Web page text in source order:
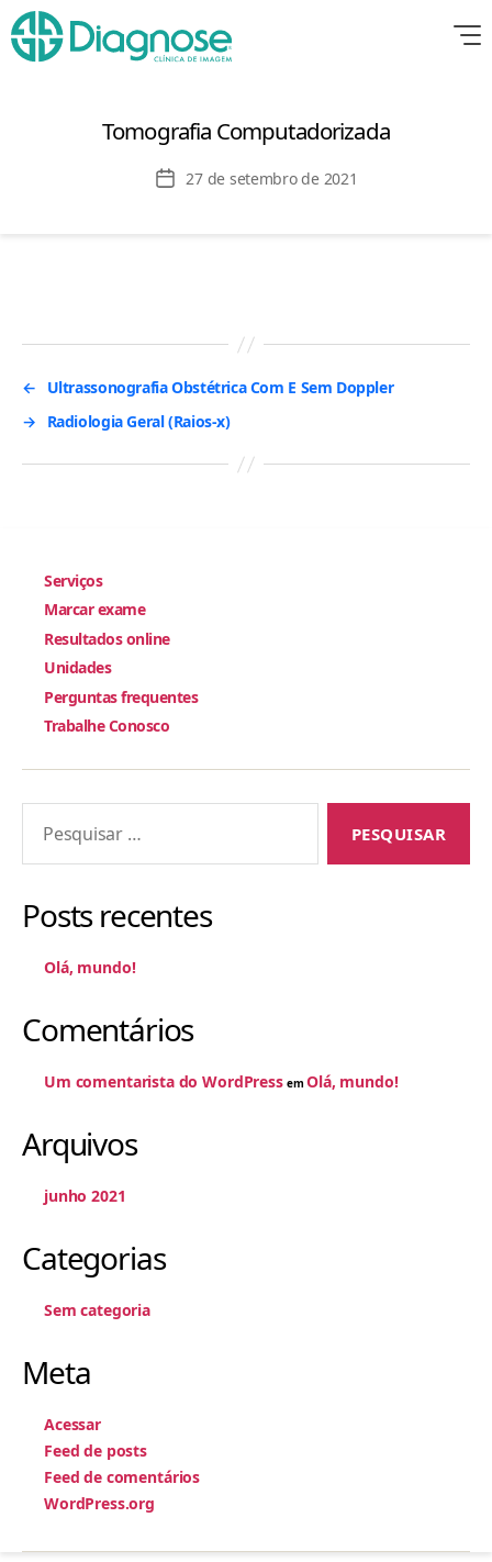
Tomografia Computadorizada
Data27 de setembro de 2021
←
Ultrassonografia Obstétrica Com E Sem Doppler
→
Radiologia Geral (Raios-x)
Serviços
Marcar exame
Resultados online
Unidades
Perguntas frequentes
Trabalhe Conosco
Posts recentes
Olá, mundo!
Comentários
Um comentarista do WordPressemOlá, mundo!
Arquivos
junho 2021
Categorias
Sem categoria
Meta
Acessar
Feed de posts
Feed de comentários
WordPress.org